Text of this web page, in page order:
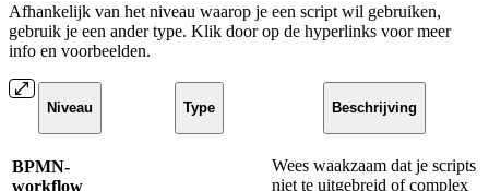
Afhankelijk van het niveau waarop je een script wil gebruiken,
gebruik je een ander type. Klik door op de hyperlinks voor meer
info en voorbeelden.
Niveau Type Beschrijving
BPMN-
workflow
Wees waakzaam dat je scripts
niet te uitgebreid of complex